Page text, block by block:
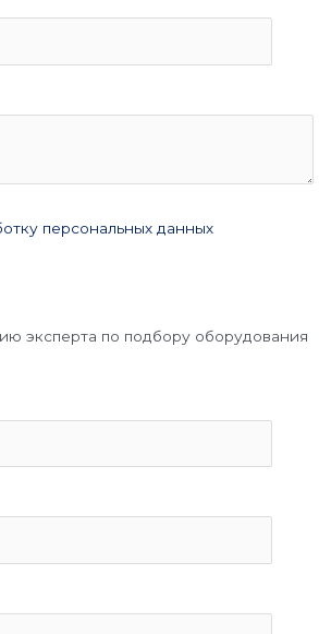
персональных данных
эксперта по подбору оборудования